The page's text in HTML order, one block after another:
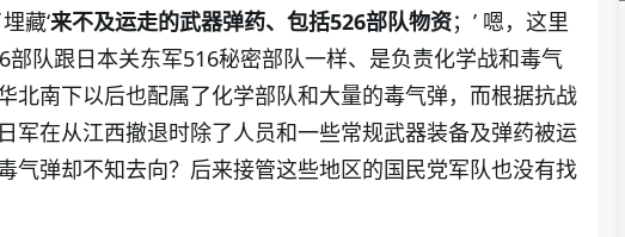
藏‘来不及运走的武器弹药、包括526部队物资；’ 嗯，这里
部队跟日本关东军516秘密部队一样、是负责化学战和毒气
北南下以后也配属了化学部队和大量的毒气弹，而根据抗战
军在从江西撤退时除了人员和一些常规武器装备及弹药被运
气弹却不知去向？后来接管这些地区的国民党军队也没有找